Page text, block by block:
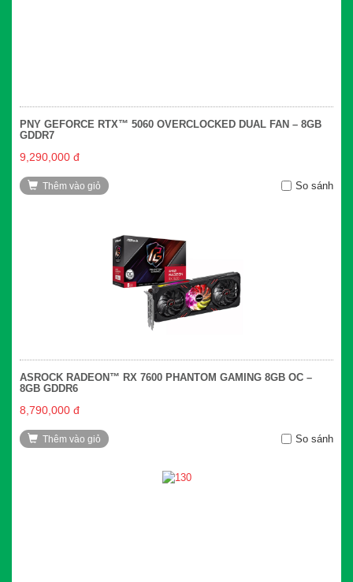
PNY GEFORCE RTX™ 5060 OVERCLOCKED DUAL FAN – 8GB
GDDR7
9,290,000 đ
Thêm vào giỏ So sánh
ASROCK RADEON™ RX 7600 PHANTOM GAMING 8GB OC –
8GB GDDR6
8,790,000 đ
Thêm vào giỏ So sánh